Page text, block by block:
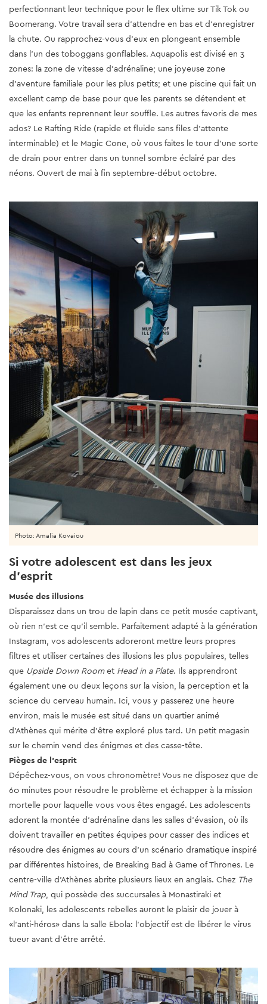
perfectionnant leur technique pour le flex ultime sur Tik Tok ou
Boomerang. Votre travail sera d'attendre en bas et d'enregistrer
la chute. Ou rapprochez-vous d'eux en plongeant ensemble
dans l'un des toboggans gonflables. Aquapolis est divisé en 3
zones: la zone de vitesse d'adrénaline; une joyeuse zone
d'aventure familiale pour les plus petits; et une piscine qui fait un
excellent camp de base pour que les parents se détendent et
que les enfants reprennent leur souffle. Les autres favoris de mes
ados? Le Rafting Ride (rapide et fluide sans files d'attente
interminable) et le Magic Cone, où vous faites le tour d'une sorte
de drain pour entrer dans un tunnel sombre éclairé par des
néons. Ouvert de mai à fin septembre-début octobre.
Si votre adolescent est dans les jeux
d'esprit
Musée des illusions
Disparaissez dans un trou de lapin dans ce petit musée captivant,
où rien n’est ce qu’il semble. Parfaitement adapté à la génération
Instagram, vos adolescents adoreront mettre leurs propres
filtres et utiliser certaines des illusions les plus populaires, telles
que Upside Down Roomet Head in a Plate. Ils apprendront
également une ou deux leçons sur la vision, la perception et la
science du cerveau humain. Ici, vous y passerez une heure
environ, mais le musée est situé dans un quartier animé
d’Athènes qui mérite d’être exploré plus tard. Un petit magasin
sur le chemin vend des énigmes et des casse-tête.
Pièges de l'esprit
Dépêchez-vous, on vous chronomètre! Vous ne disposez que de
60 minutes pour résoudre le problème et échapper à la mission
mortelle pour laquelle vous vous êtes engagé. Les adolescents
adorent la montée d'adrénaline dans les salles d'évasion, où ils
doivent travailler en petites équipes pour casser des indices et
résoudre des énigmes au cours d'un scénario dramatique inspiré
par différentes histoires, de Breaking Bad à Game of Thrones. Le
centre-ville d’Athènes abrite plusieurs lieux en anglais. Chez The
Mind Trap, qui possède des succursales à Monastiraki et
Kolonaki, les adolescents rebelles auront le plaisir de jouer à
«l'anti-héros» dans la salle Ebola: l'objectif est de libérer le virus
tueur avant d'être arrêté.
Photo: Amalia Kovaiou